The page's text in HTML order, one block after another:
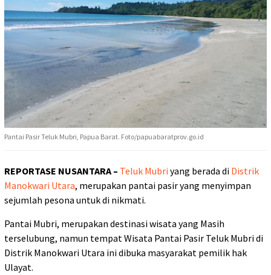
Pantai Pasir Teluk Mubri, Papua Barat. Foto/papuabaratprov.go.id
REPORTASE NUSANTARA – Teluk Mubri yang berada di Distrik
Manokwari Utara, merupakan pantai pasir yang menyimpan
sejumlah pesona untuk di nikmati.
Pantai Mubri, merupakan destinasi wisata yang Masih
terselubung, namun tempat Wisata Pantai Pasir Teluk Mubri di
Distrik Manokwari Utara ini dibuka masyarakat pemilik hak
Ulayat.